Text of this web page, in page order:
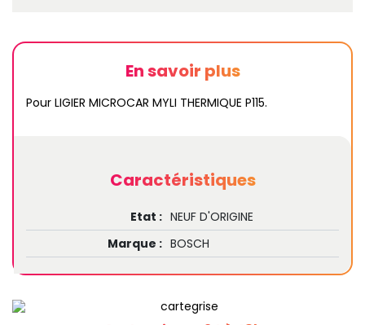
En savoir plus
Pour LIGIER MICROCAR MYLI THERMIQUE P115.
Caractéristiques
Etat : NEUF D'ORIGINE
Marque : BOSCH